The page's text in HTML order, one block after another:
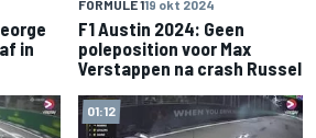
in
FORMULE 119 okt 2024
F1 Austin 2024: Geen
poleposition voor Max
Verstappen na crash Russel
01:12